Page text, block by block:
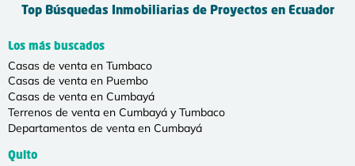
Top Búsquedas Inmobiliarias de Proyectos en Ecuador
Los más buscados
Casas de venta en Tumbaco
Casas de venta en Puembo
Casas de venta en Cumbayá
Terrenos de venta en Cumbayá y Tumbaco
Departamentos de venta en Cumbayá
Quito